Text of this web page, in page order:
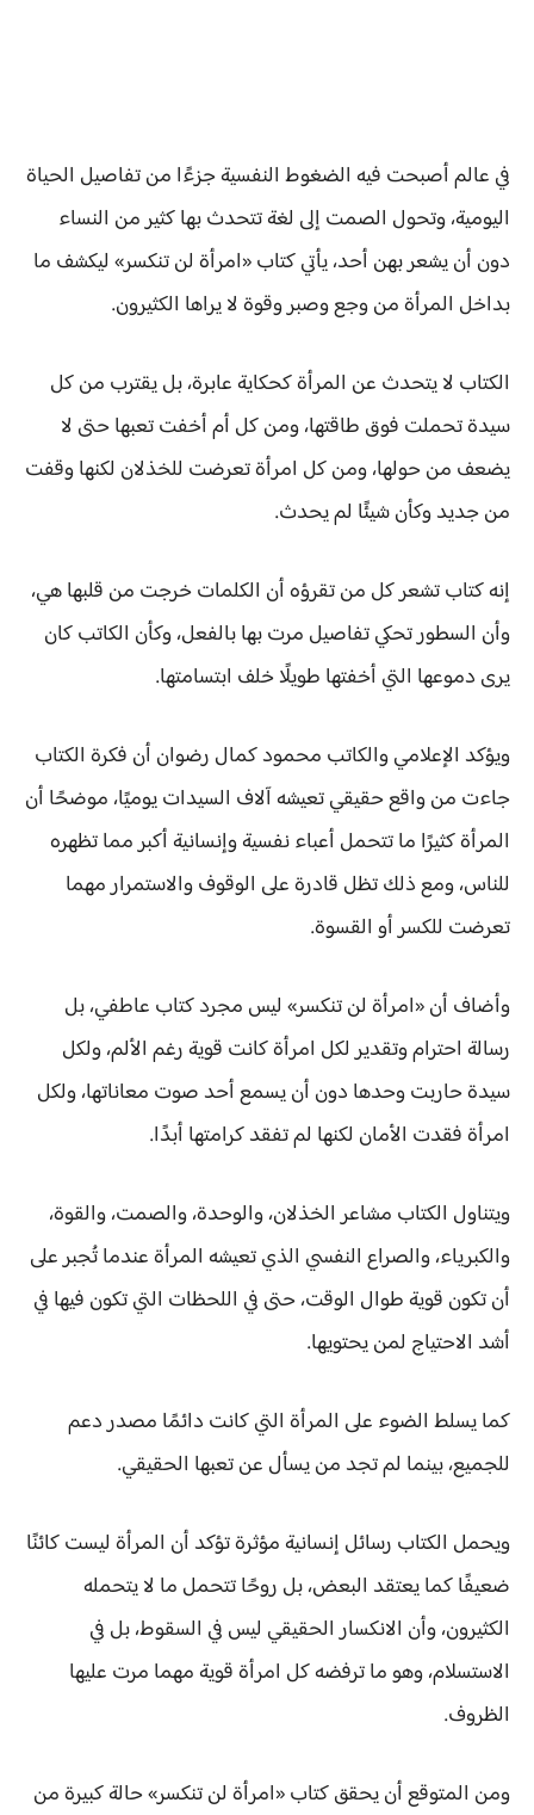
في عالم أصبحت فيه الضغوط النفسية جزءًا من تفاصيل الحياة
اليومية، وتحول الصمت إلى لغة تتحدث بها كثير من النساء
دون أن يشعر بهن أحد، يأتي كتاب «امرأة لن تنكسر» ليكشف ما
بداخل المرأة من وجع وصبر وقوة لا يراها الكثيرون.
الكتاب لا يتحدث عن المرأة كحكاية عابرة، بل يقترب من كل
سيدة تحملت فوق طاقتها، ومن كل أم أخفت تعبها حتى لا
يضعف من حولها، ومن كل امرأة تعرضت للخذلان لكنها وقفت
من جديد وكأن شيئًا لم يحدث.
إنه كتاب تشعر كل من تقرؤه أن الكلمات خرجت من قلبها هي،
وأن السطور تحكي تفاصيل مرت بها بالفعل، وكأن الكاتب كان
يرى دموعها التي أخفتها طويلًا خلف ابتسامتها.
ويؤكد الإعلامي والكاتب محمود كمال رضوان أن فكرة الكتاب
جاءت من واقع حقيقي تعيشه آلاف السيدات يوميًا، موضحًا أن
المرأة كثيرًا ما تتحمل أعباء نفسية وإنسانية أكبر مما تظهره
للناس، ومع ذلك تظل قادرة على الوقوف والاستمرار مهما
تعرضت للكسر أو القسوة.
وأضاف أن «امرأة لن تنكسر» ليس مجرد كتاب عاطفي، بل
رسالة احترام وتقدير لكل امرأة كانت قوية رغم الألم، ولكل
سيدة حاربت وحدها دون أن يسمع أحد صوت معاناتها، ولكل
امرأة فقدت الأمان لكنها لم تفقد كرامتها أبدًا.
ويتناول الكتاب مشاعر الخذلان، والوحدة، والصمت، والقوة،
والكبرياء، والصراع النفسي الذي تعيشه المرأة عندما تُجبر على
أن تكون قوية طوال الوقت، حتى في اللحظات التي تكون فيها في
أشد الاحتياج لمن يحتويها.
كما يسلط الضوء على المرأة التي كانت دائمًا مصدر دعم
للجميع، بينما لم تجد من يسأل عن تعبها الحقيقي.
ويحمل الكتاب رسائل إنسانية مؤثرة تؤكد أن المرأة ليست كائنًا
ضعيفًا كما يعتقد البعض، بل روحًا تتحمل ما لا يتحمله
الكثيرون، وأن الانكسار الحقيقي ليس في السقوط، بل في
الاستسلام، وهو ما ترفضه كل امرأة قوية مهما مرت عليها
الظروف.
ومن المتوقع أن يحقق كتاب «امرأة لن تنكسر» حالة كبيرة من